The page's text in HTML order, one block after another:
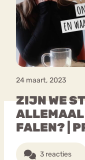
24 maart, 2023
ZIJN WE
ALLEMAAL
FALEN? |
3 reacties
Boulimia
Nervosa
Piekeren